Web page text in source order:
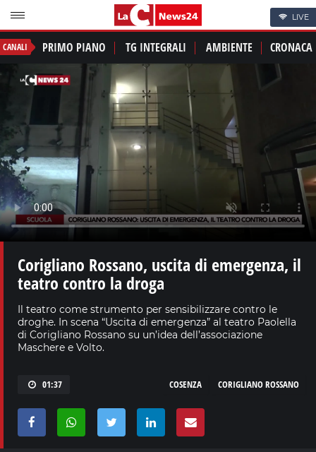
LIVE
CANALI PRIMO PIANO TG INTEGRALI AMBIENTE CRONACA
Corigliano Rossano, uscita di emergenza, il
teatro contro la droga
Il teatro come strumento per sensibilizzare contro le
droghe. In scena “Uscita di emergenza” al teatro Paolella
di Corigliano Rossano su un’idea dell’associazione
Maschere e Volto.
01:37 CORIGLIANO ROSSANO
COSENZA